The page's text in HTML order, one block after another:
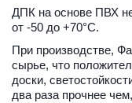
ДПК на основе ПВХ не
от -50 до +70°С.
При производстве,
сырье, что
доски,
два раза прочнее